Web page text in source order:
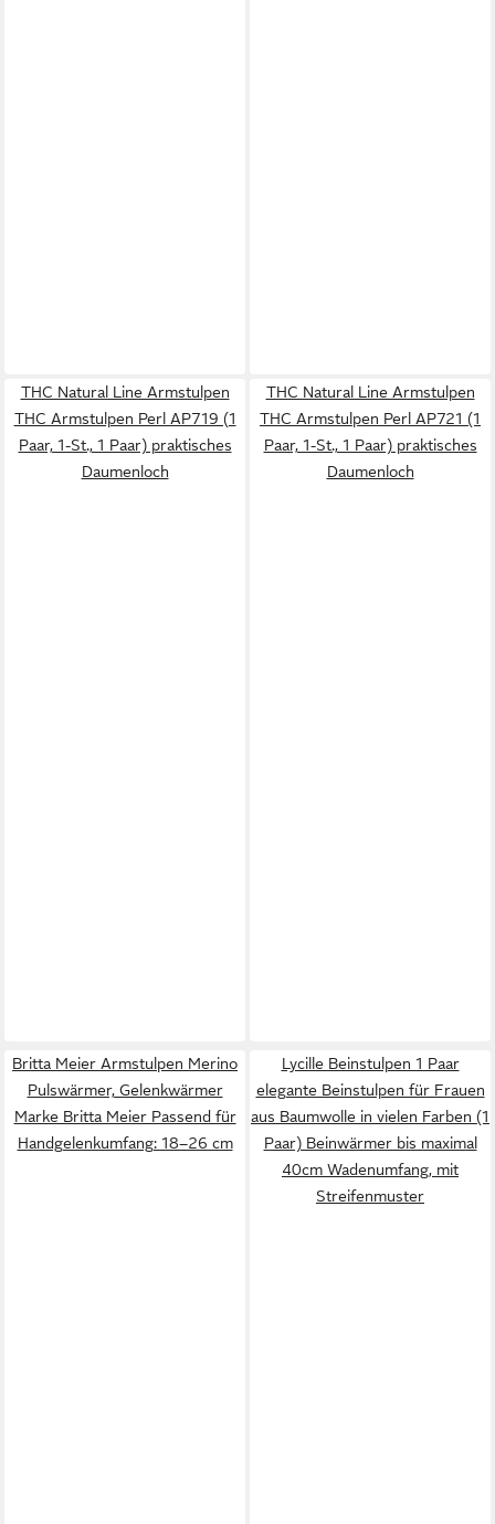
THC Natural Line Armstulpen
THC Armstulpen Perl AP719 (1
Paar, 1-St., 1 Paar) praktisches
Daumenloch
THC Natural Line Armstulpen
THC Armstulpen Perl AP721 (1
Paar, 1-St., 1 Paar) praktisches
Daumenloch
Britta Meier Armstulpen Merino
Pulswärmer, Gelenkwärmer
Marke Britta Meier Passend für
Handgelenkumfang: 18–26 cm
Lycille Beinstulpen 1 Paar
elegante Beinstulpen für Frauen
aus Baumwolle in vielen Farben (1
Paar) Beinwärmer bis maximal
40cm Wadenumfang, mit
Streifenmuster